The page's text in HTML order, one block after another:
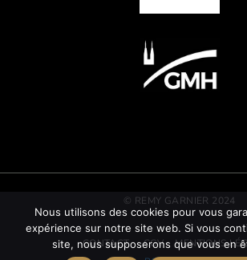
© REMY GARNIER 2024
CONTACT CGV
MENTIONS
Nous utilisons des cookies pour vous
expérience sur notre site web. Si vous
site, nous supposerons que vous en